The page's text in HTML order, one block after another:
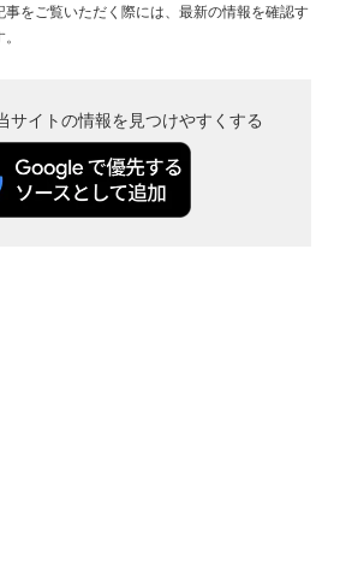
をご覧いただく際には、最新の情報を確認す
イトの情報を見つけやすくする